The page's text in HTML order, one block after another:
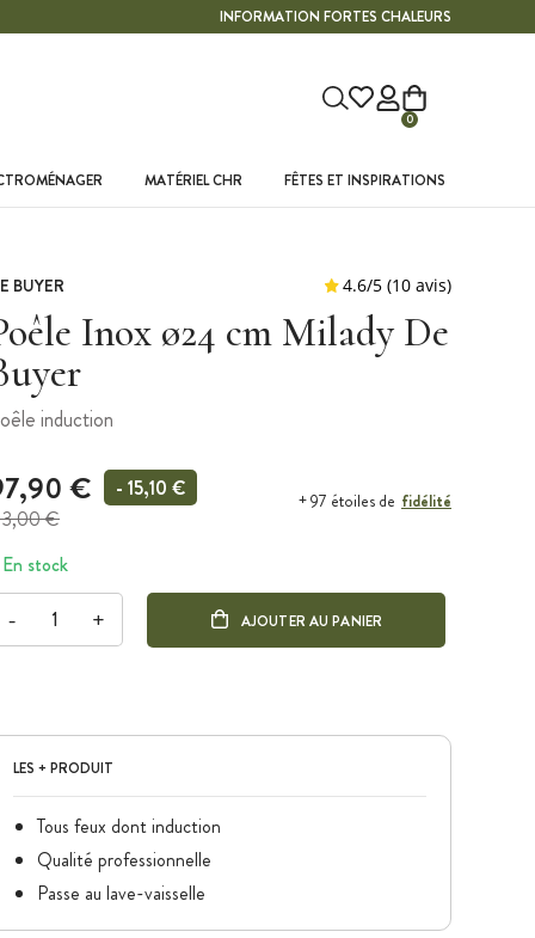
INFORMATION FORTES CHALEURS
0
MATÉRIEL CHR FÊTES ET INSPIRATIONS
BUYER
Inox ø24 cm Milady De
induction
€
€
- 15,10 € + 97 étoiles de fidélité
En stock
- + AJOUTER AU PANIER
LES + PRODUIT
Tous feux dont induction
Qualité professionnelle
Passe au lave-vaisselle